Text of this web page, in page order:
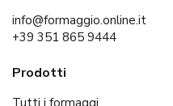
info@formaggio.online.it
+39 351 865 9444
Prodotti
Tutti i formaggi